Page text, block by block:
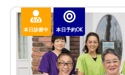
本日診療中 本日予約OK